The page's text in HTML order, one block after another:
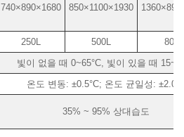
740×890×1680 850×1100×1930
250L 500L 800L
빛이 없을 때 0~65°C, 빛이 있을 때
온도 변동: ±0.5°C; 온도 균일성:
35% ~ 95% 상대습도